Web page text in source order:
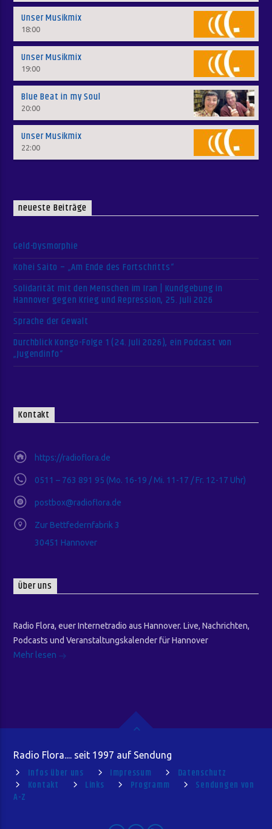
Unser Musikmix
18:00
Unser Musikmix
19:00
Blue Beat in my Soul
20:00
Unser Musikmix
22:00
neueste Beiträge
Geld-Dysmorphie
Kohei Saito – „Am Ende des Fortschritts“
Solidarität mit den Menschen im Iran | Kundgebung in
Hannover gegen Krieg und Repression, 25. Juli 2026
Sprache der Gewalt
Durchblick Kongo-Folge 1 (24. Juli 2026), ein Podcast von
„Jugendinfo“
Kontakt
https://radioflora.de
0511 – 763 891 95 (Mo. 16-19 / Mi. 11-17 / Fr. 12-17 Uhr)
postbox@radioflora.de
Zur Bettfedernfabrik 3
30451 Hannover
Über uns
Radio Flora, euer Internetradio aus Hannover. Live, Nachrichten,
Podcasts und Veranstaltungskalender für Hannover
Mehr lesen
Radio Flora.... seit 1997 auf Sendung
Infos über uns Impressum
Datenschutz
Kontakt
Links Programm
Sendungen von
A-Z